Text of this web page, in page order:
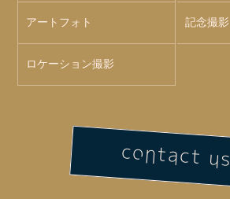
アートフォト 記念撮影
ロケーション撮影
contact us